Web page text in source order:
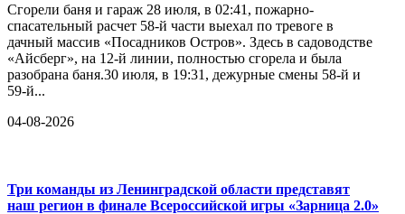
Сгорели баня и гараж 28 июля, в 02:41, пожарно-
спасательный расчет 58-й части выехал по тревоге в
дачный массив «Посадников Остров». Здесь в садоводстве
«Айсберг», на 12-й линии, полностью сгорела и была
разобрана баня.30 июля, в 19:31, дежурные смены 58-й и
59-й...
04-08-2026
Три команды из Ленинградской области представят
наш регион в финале Всероссийской игры «Зарница 2.0»